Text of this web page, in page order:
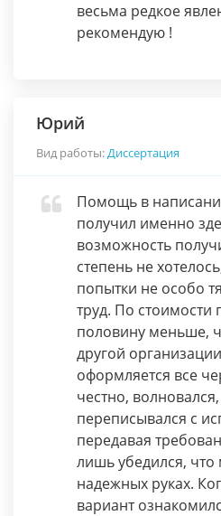
весьма редкое
рекомендую !
Юрий
Вид работы:Диссертация
Помощь в
получил именно
возможность
степень не
попытки не особо
труд. По стоимости
половину меньше,
другой
оформляется все
честно,
переписывался с
передавая
лишь убедился, что
надежных руках.
вариант